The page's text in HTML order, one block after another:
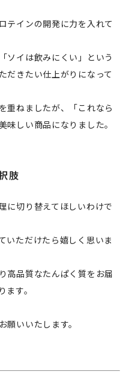
報
テインの開発に力を入れて
ソイは飲みにくい」という
だきたい仕上がりになって
重ねましたが、「これなら
味しい商品になりました。
肢
に切り替えてほしいわけで
いただけたら嬉しく思いま
高品質なたんぱく質をお届
す。
いいたします。